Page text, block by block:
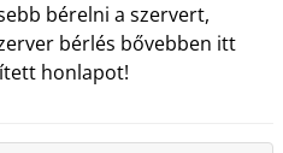
bérelni a szervert,
bérlés bővebben itt
honlapot!